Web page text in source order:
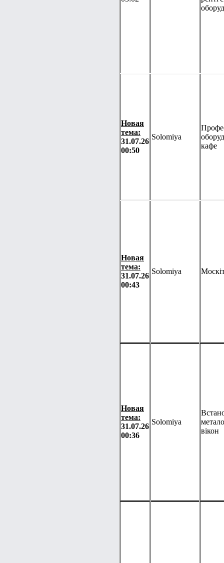
Новая
тема:
31.07.26
00:50
Solomiya
кафе
Новая
тема:
31.07.26
00:43
Solomiya
Новая
тема:
31.07.26
00:36
Solomiya
вікон